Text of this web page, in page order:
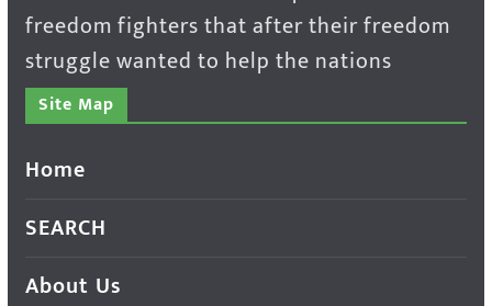
freedom fighters that after their freedom
struggle wanted to help the nations
Site Map
Home
SEARCH
About Us